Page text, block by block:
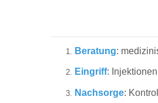
Beratung:
Eingriff:
Nachsorge: